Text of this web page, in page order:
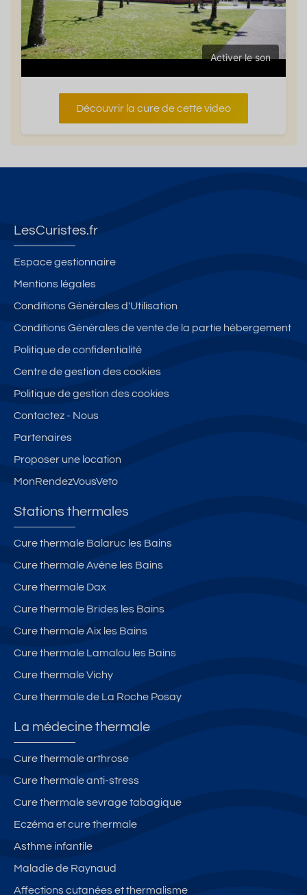
Activer le son
Découvrir la cure de cette video
LesCuristes.fr
Espace gestionnaire
Mentions légales
Conditions Générales d'Utilisation
Conditions Générales de vente de la partie hébergement
Politique de confidentialité
Centre de gestion des cookies
Politique de gestion des cookies
Contactez - Nous
Partenaires
Proposer une location
MonRendezVousVeto
Stations thermales
Cure thermale Balaruc les Bains
Cure thermale Avène les Bains
Cure thermale Dax
Cure thermale Brides les Bains
Cure thermale Aix les Bains
Cure thermale Lamalou les Bains
Cure thermale Vichy
Cure thermale de La Roche Posay
La médecine thermale
Cure thermale arthrose
Cure thermale anti-stress
Cure thermale sevrage tabagique
Eczéma et cure thermale
Asthme infantile
Maladie de Raynaud
Affections cutanées et thermalisme